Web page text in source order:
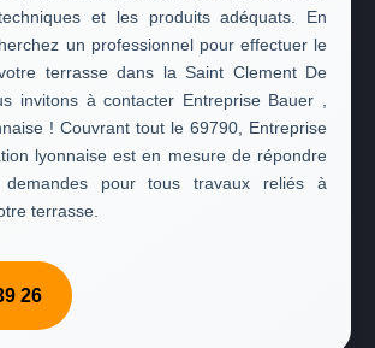
et les produits adéquats. En
un professionnel pour effectuer le
terrasse dans la Saint Clement De
invitons à contacter Entreprise Bauer ,
! Couvrant tout le 69790, Entreprise
lyonnaise est en mesure de répondre
pour tous travaux reliés à
terrasse.
26